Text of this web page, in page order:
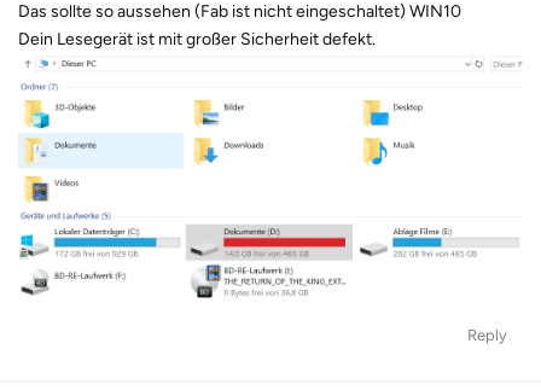
Das sollte so aussehen (Fab ist nicht eingeschaltet) WIN10
Dein Lesegerät ist mit großer Sicherheit defekt.
Reply